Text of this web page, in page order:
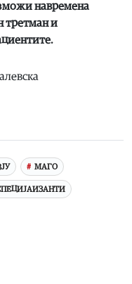
навремена
третман и
МАГО